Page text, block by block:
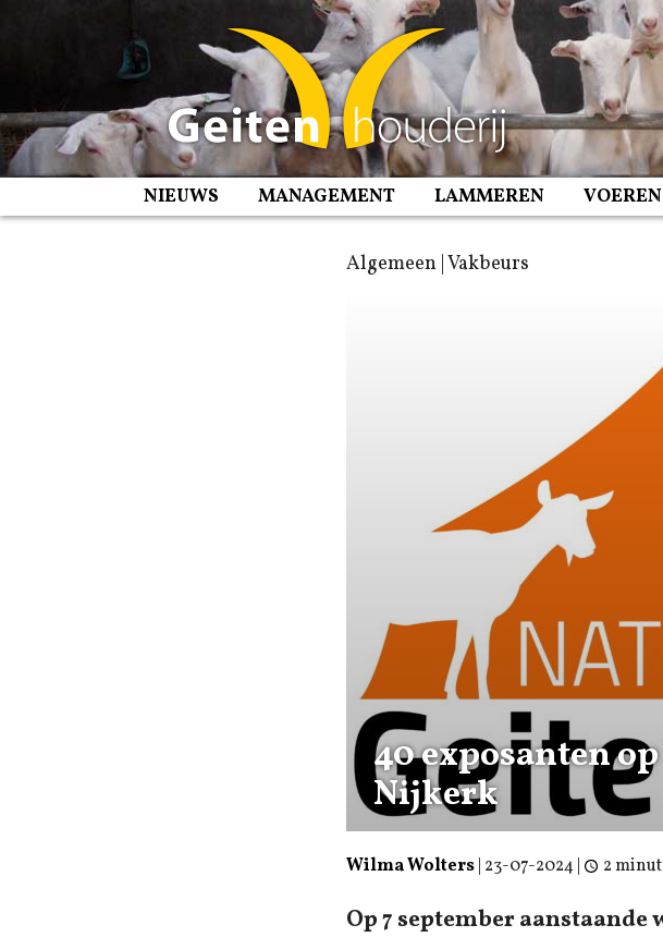
NIEUWS MANAGEMENT LAMMEREN VOEREN
Algemeen | Vakbeurs
40 exposanten
Nijkerk
Wilma Wolters| 23-07-2024| 2
Op 7 september